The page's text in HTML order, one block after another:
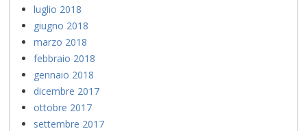
luglio 2018
giugno 2018
marzo 2018
febbraio 2018
gennaio 2018
dicembre 2017
ottobre 2017
settembre 2017